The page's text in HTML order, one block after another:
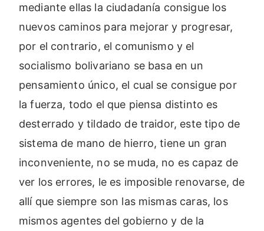
mediante ellas la ciudadanía consigue los
nuevos caminos para mejorar y progresar,
por el contrario, el comunismo y el
socialismo bolivariano se basa en un
pensamiento único, el cual se consigue por
la fuerza, todo el que piensa distinto es
desterrado y tildado de traidor, este tipo de
sistema de mano de hierro, tiene un gran
inconveniente, no se muda, no es capaz de
ver los errores, le es imposible renovarse, de
allí que siempre son las mismas caras, los
mismos agentes del gobierno y de la